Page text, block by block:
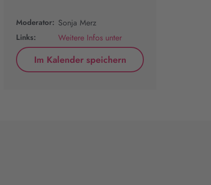
Moderator: Sonja Merz
Links: Weitere Infos unter
Im Kalender speichern